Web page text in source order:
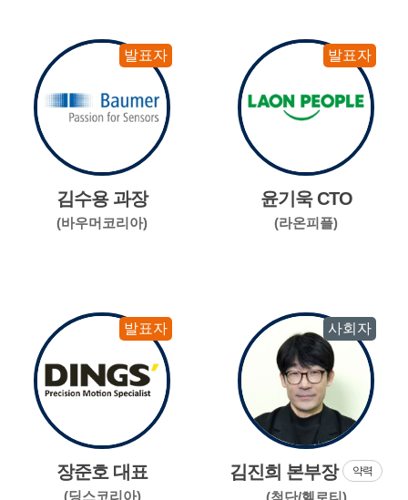
발표자
김수용 과장
(바우머코리아)
발표자
윤기욱 CTO
(라온피플)
발표자
장준호 대표
(딩스코리아)
사회자
김진희 본부장 약력